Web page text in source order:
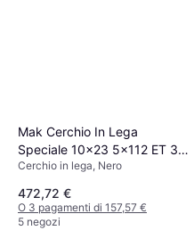
Mak Cerchio In Lega
Speciale 10x23 5x112 ET 30
Gloss Black
Cerchio in lega, Nero
472,72 €
O 3 pagamenti di 157,57 €
5 negozi